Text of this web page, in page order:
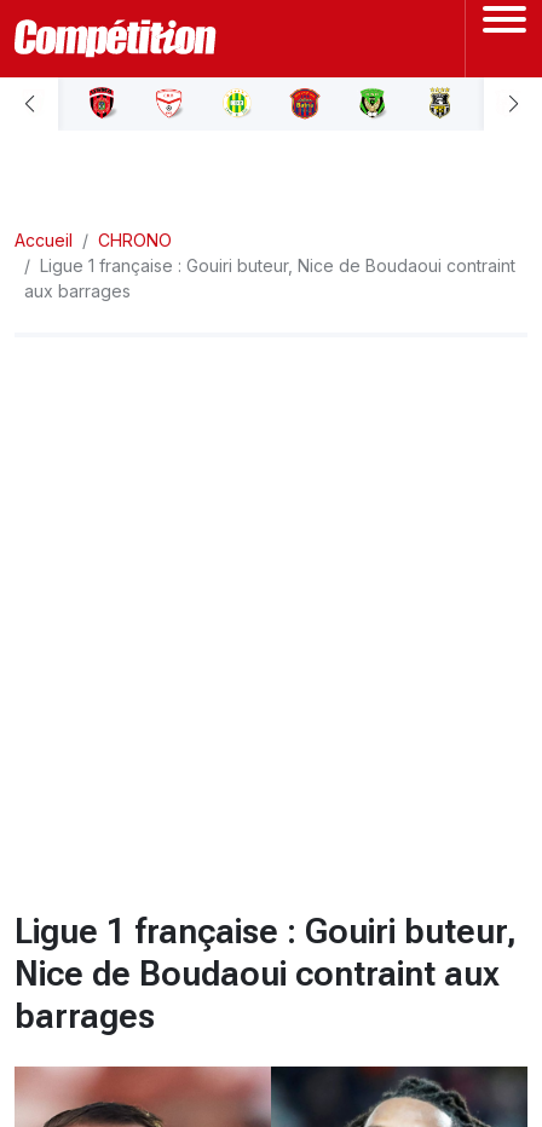
ACCUEIL
LIGUE 2
COUPE D'ALGÉRIE
Accueil
CHRONO
Ligue 1 française : Gouiri buteur, Nice de Boudaoui contraint
aux barrages
Ligue 1 française : Gouiri buteur,
Nice de Boudaoui contraint aux
barrages